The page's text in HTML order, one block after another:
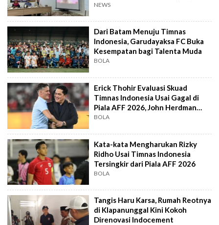
NEWS
Dari Batam Menuju Timnas
Indonesia, Garudayaksa FC Buka
Kesempatan bagi Talenta Muda
BOLA
Erick Thohir Evaluasi Skuad
Timnas Indonesia Usai Gagal di
Piala AFF 2026, John Herdman
Out?
BOLA
Kata-kata Mengharukan Rizky
Ridho Usai Timnas Indonesia
Tersingkir dari Piala AFF 2026
BOLA
Tangis Haru Karsa, Rumah Reotnya
di Klapanunggal Kini Kokoh
Direnovasi Indocement